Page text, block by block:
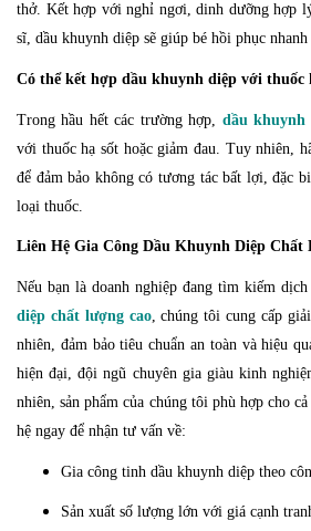
thở. Kết hợp với nghỉ ngơi, dinh dưỡng hợp
sĩ, dầu khuynh diệp sẽ giúp bé hồi phục nhanh
Có thể kết hợp dầu khuynh diệp với thuốc
Trong hầu hết các trường hợp, dầu khuynh
với thuốc hạ sốt hoặc giảm đau. Tuy nhiên,
để đảm bảo không có tương tác bất lợi, đặc
loại thuốc.
Liên Hệ Gia Công Dầu Khuynh Diệp Chất
Nếu bạn là doanh nghiệp đang tìm kiếm
diệp chất lượng cao, chúng tôi cung cấp
nhiên, đảm bảo tiêu chuẩn an toàn và hiệu
hiện đại, đội ngũ chuyên gia giàu kinh
nhiên, sản phẩm của chúng tôi phù hợp cho
hệ ngay để nhận tư vấn về:
Gia công tinh dầu khuynh diệp theo
Sản xuất số lượng lớn với giá cạnh